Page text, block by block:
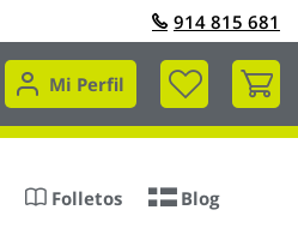
914 815 681
Mi Perfil
Mi
Folletos Blog